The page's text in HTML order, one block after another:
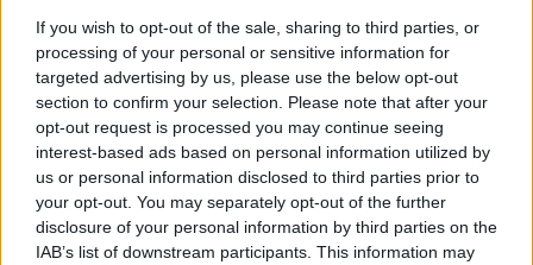
If you wish to opt-out of the sale, sharing to third parties, or
processing of your personal or sensitive information for
targeted advertising by us, please use the below opt-out
section to confirm your selection. Please note that after your
opt-out request is processed you may continue seeing
interest-based ads based on personal information utilized by
us or personal information disclosed to third parties prior to
your opt-out. You may separately opt-out of the further
disclosure of your personal information by third parties on the
IAB’s list of downstream participants. This information may
SOUVISEJÍCÍ ČLÁNKY
VÍCE OD AUTORA
Kultura
Dnes se v Příbrami otevře výstava
Rovnováha života. Vernisáž nabídne
i hudební a básnický program